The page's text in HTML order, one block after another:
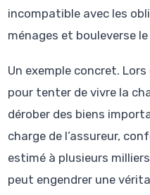
incompatible avec les
ménages et bouleverse
Un exemple concret.
pour tenter de vivre la
dérober des biens
charge de l’assureur,
estimé à plusieurs
peut engendrer une